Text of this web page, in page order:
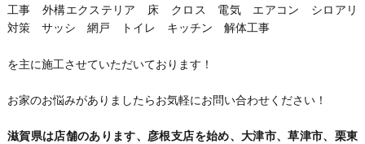
工事 外構エクステリア 床 クロス 電気 エアコン シロアリ
対策 サッシ 網戸 トイレ キッチン 解体工事
を主に施工させていただいております！
お家のお悩みがありましたらお気軽にお問い合わせください！
滋賀県は店舗のあります、彦根支店を始め、大津市、草津市、栗東